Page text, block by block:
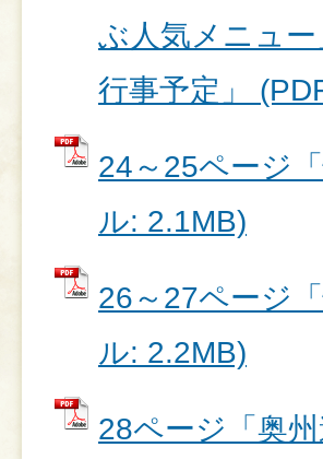
ぶ人気メニュ
行事予定」
24～25ページ
ル: 2.1MB)
26～27ページ
ル: 2.2MB)
28ページ「奥